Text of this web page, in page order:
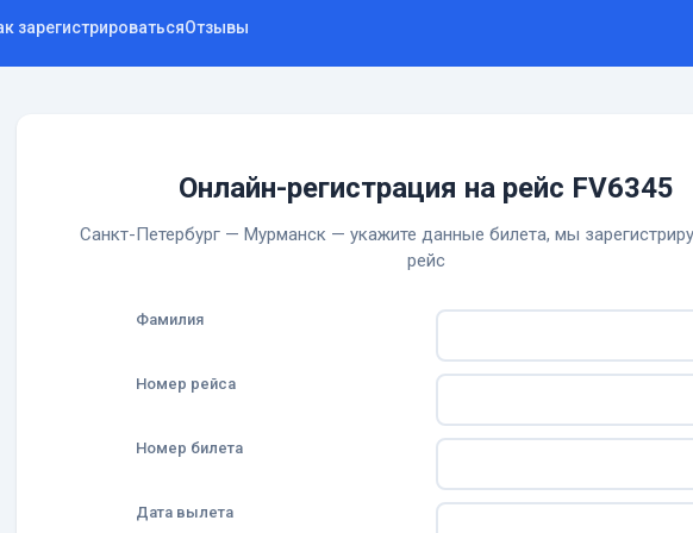
зарегистрироватьсяОтзывы
Онлайн-регистрация на рейс FV6345
Санкт-Петербург — Мурманск — укажите данные билета, мы
рейс
Фамилия
Номер рейса
Номер билета
Дата вылета